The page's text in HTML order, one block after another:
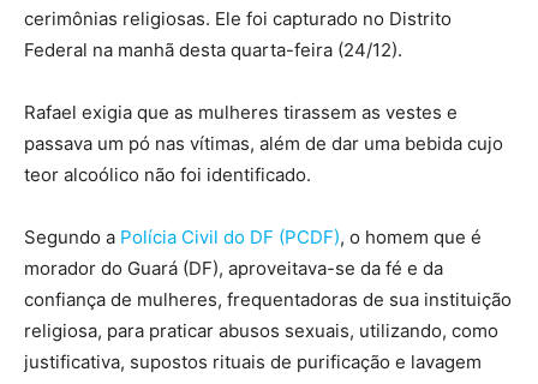
cerimônias religiosas. Ele foi capturado no Distrito
Federal na manhã desta quarta-feira (24/12).
Rafael exigia que as mulheres tirassem as vestes e
passava um pó nas vítimas, além de dar uma bebida cujo
teor alcoólico não foi identificado.
Segundo a Polícia Civil do DF (PCDF), o homem que é
morador do Guará (DF), aproveitava-se da fé e da
confiança de mulheres, frequentadoras de sua instituição
religiosa, para praticar abusos sexuais, utilizando, como
justificativa, supostos rituais de purificação e lavagem